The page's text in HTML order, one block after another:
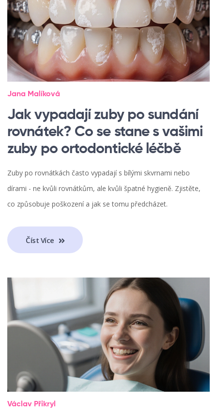
Jana Malíková
Jak vypadají zuby po sundání
rovnátek? Co se stane s vašimi
zuby po ortodontické léčbě
Zuby po rovnátkách často vypadají s bílými skvrnami nebo
dírami - ne kvůli rovnátkům, ale kvůli špatné hygieně. Zjistěte,
co způsobuje poškození a jak se tomu předcházet.
Číst Více
Václav Přikryl